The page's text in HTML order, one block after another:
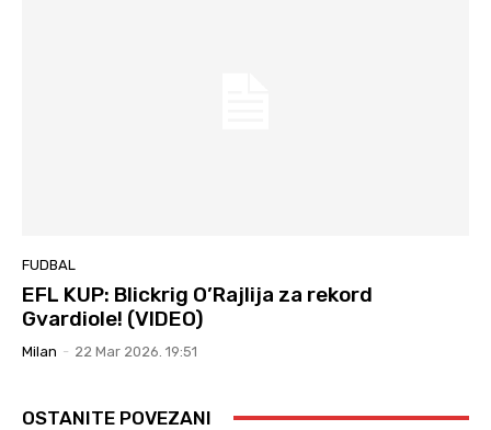
FUDBAL
EFL KUP: Blickrig O’Rajlija za rekord
Gvardiole! (VIDEO)
Milan - 22 Mar 2026. 19:51
OSTANITE POVEZANI